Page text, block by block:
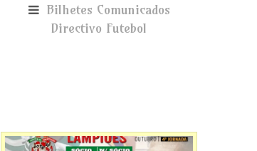
Bilhetes Comunicados
Directivo Futebol